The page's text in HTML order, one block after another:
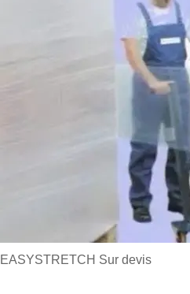
EASYSTRETCH Sur devis